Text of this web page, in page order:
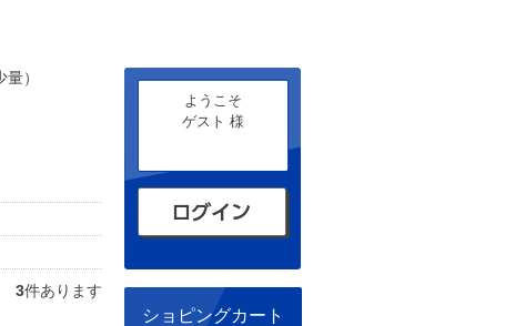
）
3件あります
ようこそ
ゲスト 様
ショピングカート